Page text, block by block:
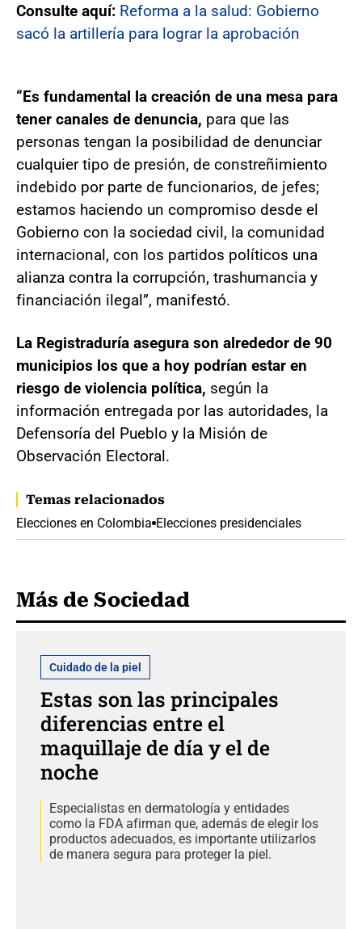
Consulte aquí: Reforma a la salud: Gobierno
sacó la artillería para lograr la aprobación
“Es fundamental la creación de una mesa para
tener canales de denuncia, para que las
personas tengan la posibilidad de denunciar
cualquier tipo de presión, de constreñimiento
indebido por parte de funcionarios, de jefes;
estamos haciendo un compromiso desde el
Gobierno con la sociedad civil, la comunidad
internacional, con los partidos políticos una
alianza contra la corrupción, trashumancia y
financiación ilegal”, manifestó.
La Registraduría asegura son alrededor de 90
municipios los que a hoy podrían estar en
riesgo de violencia política, según la
información entregada por las autoridades, la
Defensoría del Pueblo y la Misión de
Observación Electoral.
Temas relacionados
Elecciones en Colombia Elecciones presidenciales
Más de Sociedad
Cuidado de la piel
Estas son las principales
diferencias entre el
maquillaje de día y el de
noche
Especialistas en dermatología y entidades
como la FDA afirman que, además de elegir los
productos adecuados, es importante utilizarlos
de manera segura para proteger la piel.